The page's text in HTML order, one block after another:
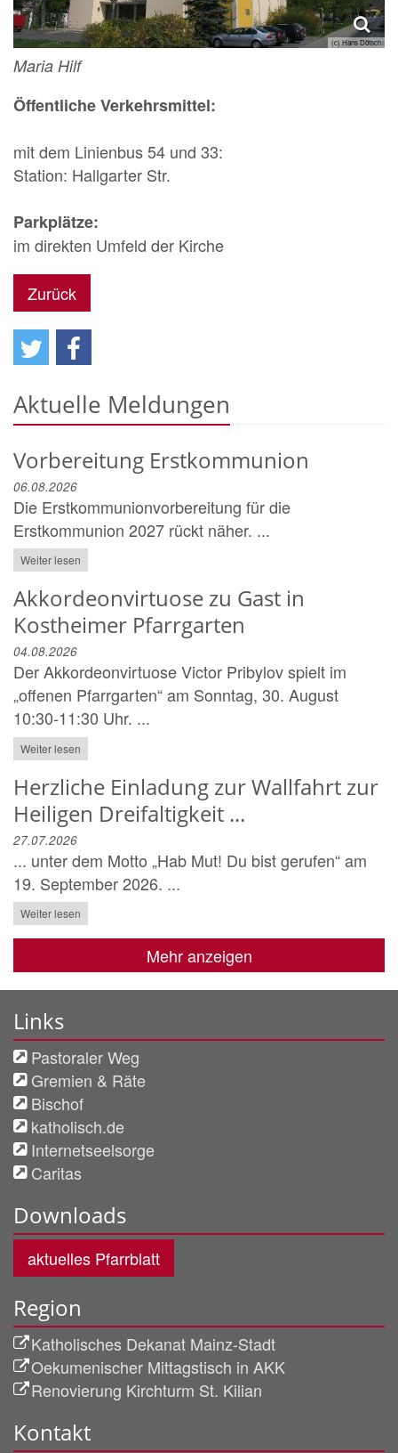
(c) Hans Dötsch
Maria Hilf
Öffentliche Verkehrsmittel:
mit dem Linienbus 54 und 33:
Station: Hallgarter Str.
Parkplätze:
im direkten Umfeld der Kirche
Zurück
Aktuelle Meldungen
Vorbereitung Erstkommunion
06.08.2026
Die Erstkommunionvorbereitung für die
Erstkommunion 2027 rückt näher. ...
Weiter lesen
Akkordeonvirtuose zu Gast in
Kostheimer Pfarrgarten
04.08.2026
Der Akkordeonvirtuose Victor Pribylov spielt im
„offenen Pfarrgarten“ am Sonntag, 30. August
10:30-11:30 Uhr. ...
Weiter lesen
Herzliche Einladung zur Wallfahrt zur
Heiligen Dreifaltigkeit ...
27.07.2026
... unter dem Motto „Hab Mut! Du bist gerufen“ am
19. September 2026. ...
Weiter lesen
Mehr anzeigen
Links
Pastoraler Weg
Gremien & Räte
Bischof
katholisch.de
Internetseelsorge
Caritas
Downloads
aktuelles Pfarrblatt
Region
Katholisches Dekanat Mainz-Stadt
Oekumenischer Mittagstisch in AKK
Renovierung Kirchturm St. Kilian
Kontakt